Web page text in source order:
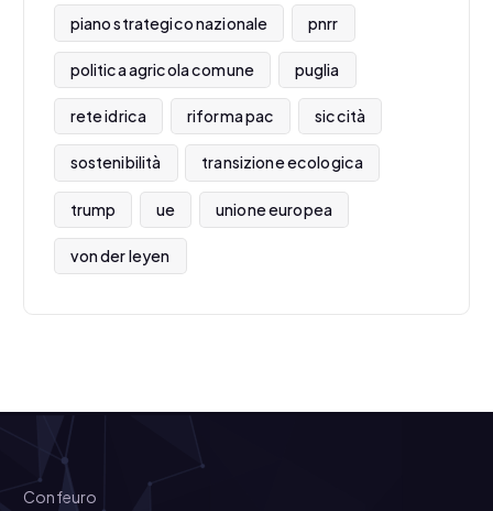
piano strategico nazionale pnrr
politica agricola comune puglia
rete idrica riforma pac siccità
sostenibilità transizione ecologica
trump ue unione europea
von der leyen
Confeuro